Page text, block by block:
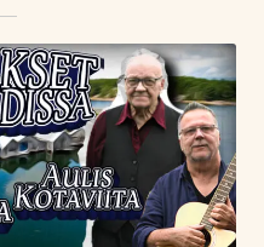
tason
valikko